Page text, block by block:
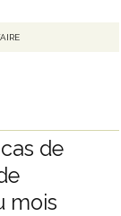
de
mois